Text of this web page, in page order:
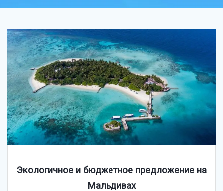
Экологичное и бюджетное предложение на
Мальдивах